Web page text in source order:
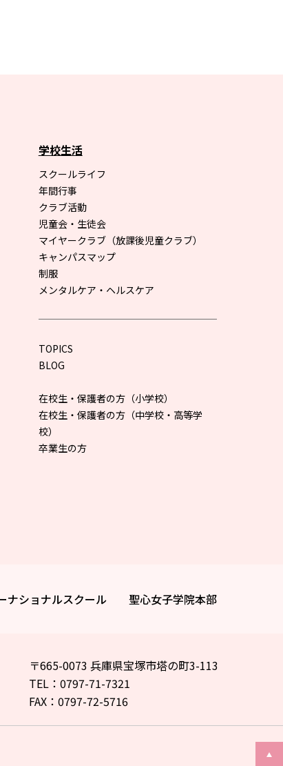
学校生活
スクールライフ
年間行事
クラブ活動
児童会・生徒会
マイヤークラブ（放課後児童クラブ）
キャンパスマップ
制服
メンタルケア・ヘルスケア
TOPICS
BLOG
在校生・保護者の方（小学校）
在校生・保護者の方（中学校・高等学
校）
卒業生の方
ナショナルスクール 聖心女子学院本部
〒665-0073 兵庫県宝塚市塔の町3-113
TEL：0797-71-7321
FAX：0797-72-5716